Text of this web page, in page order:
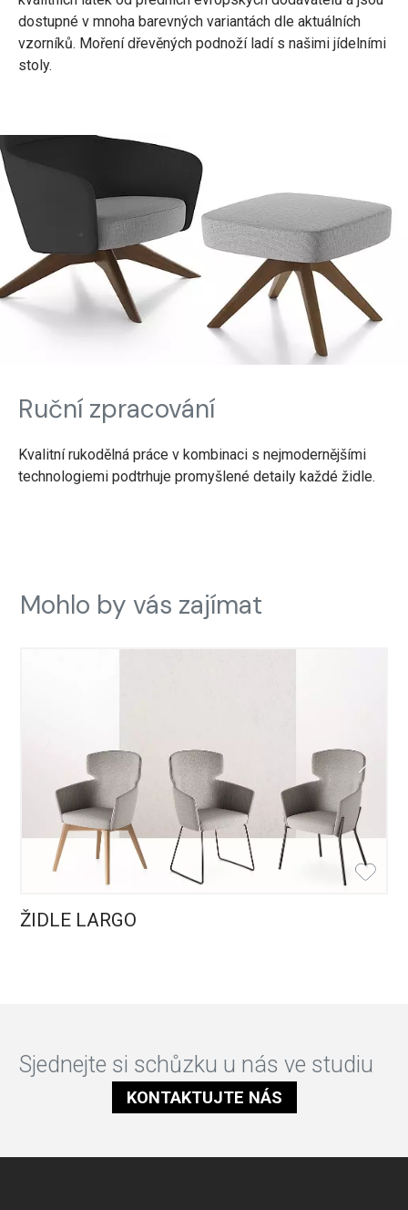
dostupné v mnoha barevných variantách dle aktuálních
vzorníků. Moření dřevěných podnoží ladí s našimi jídelními
stoly.
Ruční zpracování
Kvalitní rukodělná práce v kombinaci s nejmodernějšími
technologiemi podtrhuje promyšlené detaily každé židle.
Mohlo by vás zajímat
ŽIDLE LARGO
Sjednejte si schůzku u nás ve studiu
KONTAKTUJTE NÁS